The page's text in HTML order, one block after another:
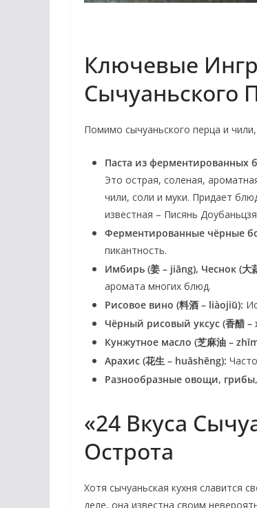
Ключевые
Сычуаньского
Помимо сычуаньского перца и
Паста из ферментированных
Это острая, соленая,
чили, соли и муки. Придает
известная – Писянь
Ферментированные чёрные
пикантность.
Имбирь (姜 – jiāng), Чеснок (大
аромата многих блюд.
Рисовое вино (料酒 – liàojiǔ):
Чёрный рисовый уксус (香醋 –
Кунжутное масло (芝麻油 –
Арахис (花生 – huāshēng):
Разнообразные овощи,
«24 Вкуса
Острота
Хотя сычуаньская кухня славится
деле, она известна своим